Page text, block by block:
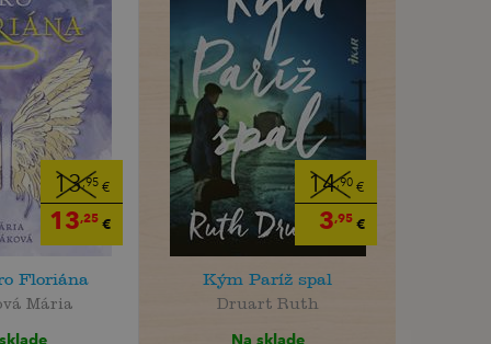
13,95 €
13,25 €
Floriána
Mária
14,90 €
3,95 €
Kým Paríž spal
Druart Ruth
Na sklade